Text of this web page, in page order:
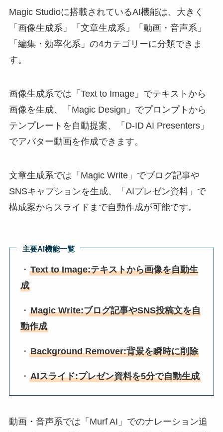
Magic Studioに搭載されているAI機能は、大きく
「画像生成系」「文章生成系」「動画・音声系」
「編集・効率化系」の4カテゴリーに分類できま
す。
画像生成系では「Text to Image」でテキストから
画像を生成、「Magic Design」でプロンプトから
テンプレートを自動提案、「D-ID AI Presenters」
でアバター動画を作成できます。
文章生成系では「Magic Write」でブログ記事や
SNSキャプションを生成、「AIプレゼン資料」で
構成案からスライドまで自動作成が可能です。
主要AI機能一覧
・Text to Image:テキストから画像を自動生
成
・Magic Write:ブログ記事やSNS投稿文を自
動作成
・Background Remover:背景を瞬時に削除
・AIスライド:プレゼン資料を5分で自動生成
動画・音声系では「Murf AI」でのナレーション追